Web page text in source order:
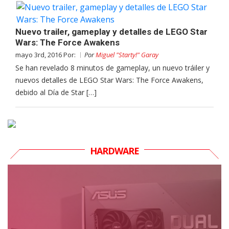
Nuevo trailer, gameplay y detalles de LEGO Star
Wars: The Force Awakens
mayo 3rd, 2016 Por: PorMiguel "Starty!" Garay
Se han revelado 8 minutos de gameplay, un nuevo tráiler y
nuevos detalles de LEGO Star Wars: The Force Awakens,
debido al Día de Star […]
HARDWARE